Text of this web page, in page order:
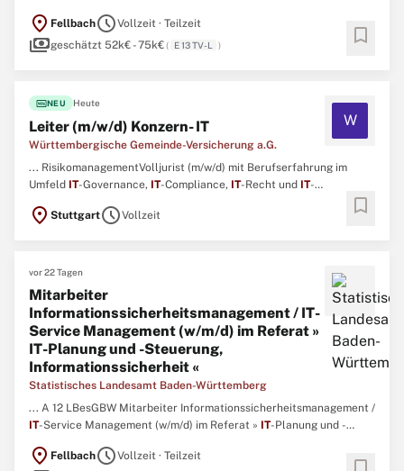
3026)Informationen zum Statistischen Landesamt finden Sie hier.
1Zahlen schaffen Wissen: Als größter Informationsdienstleister des
location_on FellbachscheduleVollzeit · Teilzeit
paymentsgeschätzt 52k€ - 75k€( E 13 TV-L ) bookmark
fiber_newNEU Heute
Leiter (m/w/d) Konzern- IT
Württembergische Gemeinde-Versicherung a.G.
W
... RisikomanagementVolljurist (m/w/d) mit Berufserfahrung im
Umfeld IT-Governance, IT-Compliance, IT-Recht und IT-
strategischenIT-Themen und gute Kenntnisse in
location_on StuttgartscheduleVollzeit bookmark
vor 22 Tagen
Mitarbeiter
Informationssicherheitsmanagement / IT-
Service Management (w/m/d) im Referat »
IT-Planung und -Steuerung,
Informationssicherheit «
Statistisches Landesamt Baden-Württemberg
... A 12 LBesGBW Mitarbeiter Informationssicherheitsmanagement /
IT-Service Management (w/m/d) im Referat » IT-Planung und -
(Kennziffer 2626)Zahlen schaffen Wissen: Als größter
location_on FellbachscheduleVollzeit · Teilzeit